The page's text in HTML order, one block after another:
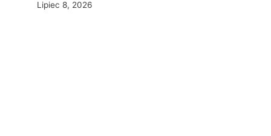
Lipiec 8, 2026